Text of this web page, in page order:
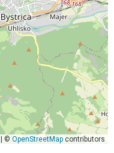
| © OpenStreetMap contributors